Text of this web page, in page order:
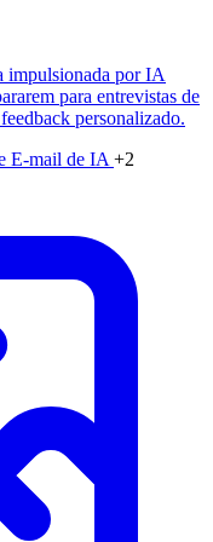
impulsionada por IA
para entrevistas de
personalizado.
E-mail de IA +2